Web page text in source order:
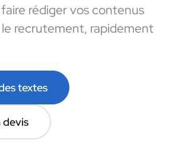
rédiger vos contenus
le recrutement, rapidement
textes
devis